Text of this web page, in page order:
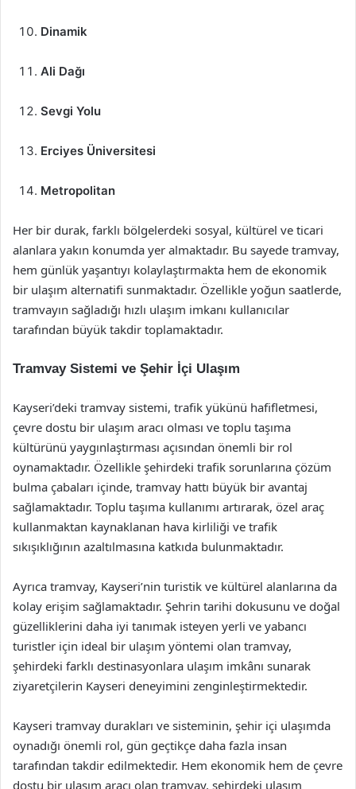
Dinamik
Ali Dağı
Sevgi Yolu
Erciyes Üniversitesi
Metropolitan
Her bir durak, farklı bölgelerdeki sosyal, kültürel ve ticari
alanlara yakın konumda yer almaktadır. Bu sayede tramvay,
hem günlük yaşantıyı kolaylaştırmakta hem de ekonomik
bir ulaşım alternatifi sunmaktadır. Özellikle yoğun saatlerde,
tramvayın sağladığı hızlı ulaşım imkanı kullanıcılar
tarafından büyük takdir toplamaktadır.
Tramvay Sistemi ve Şehir İçi Ulaşım
Kayseri’deki tramvay sistemi, trafik yükünü hafifletmesi,
çevre dostu bir ulaşım aracı olması ve toplu taşıma
kültürünü yaygınlaştırması açısından önemli bir rol
oynamaktadır. Özellikle şehirdeki trafik sorunlarına çözüm
bulma çabaları içinde, tramvay hattı büyük bir avantaj
sağlamaktadır. Toplu taşıma kullanımı artırarak, özel araç
kullanmaktan kaynaklanan hava kirliliği ve trafik
sıkışıklığının azaltılmasına katkıda bulunmaktadır.
Ayrıca tramvay, Kayseri’nin turistik ve kültürel alanlarına da
kolay erişim sağlamaktadır. Şehrin tarihi dokusunu ve doğal
güzelliklerini daha iyi tanımak isteyen yerli ve yabancı
turistler için ideal bir ulaşım yöntemi olan tramvay,
şehirdeki farklı destinasyonlara ulaşım imkânı sunarak
ziyaretçilerin Kayseri deneyimini zenginleştirmektedir.
Kayseri tramvay durakları ve sisteminin, şehir içi ulaşımda
oynadığı önemli rol, gün geçtikçe daha fazla insan
tarafından takdir edilmektedir. Hem ekonomik hem de çevre
dostu bir ulaşım aracı olan tramvay, şehirdeki ulaşım